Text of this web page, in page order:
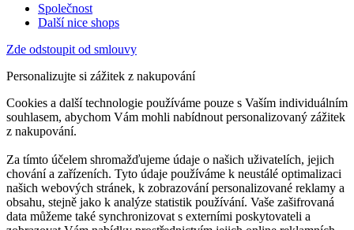
Společnost
Další nice shops
Zde odstoupit od smlouvy
Personalizujte si zážitek z nakupování
Cookies a další technologie používáme pouze s Vaším individuálním
souhlasem, abychom Vám mohli nabídnout personalizovaný zážitek
z nakupování.
Za tímto účelem shromažďujeme údaje o našich uživatelích, jejich
chování a zařízeních. Tyto údaje používáme k neustálé optimalizaci
našich webových stránek, k zobrazování personalizované reklamy a
obsahu, stejně jako k analýze statistik používání. Vaše zašifrovaná
data můžeme také synchronizovat s externími poskytovateli a